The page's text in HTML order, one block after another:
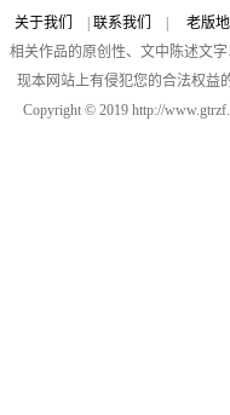
关于我们 联系我们 老版
相关作品的原创性、文中陈述文
现本网站上有侵犯您的合法权益
Copyright © 2019 http://